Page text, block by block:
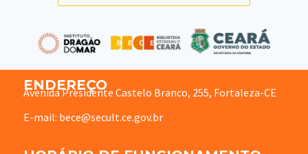
ENDEREÇO
Avenida Presidente Castelo Branco, 255, Fortaleza-CE
E-mail: bece@secult.ce.gov.br